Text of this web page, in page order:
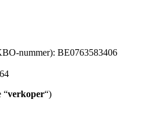
nummer): BE0763583406
“verkoper“)